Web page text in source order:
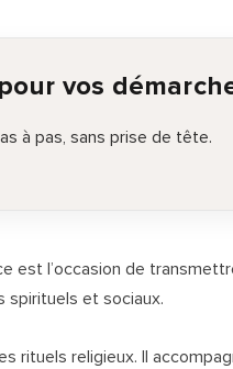
vos
à pas, sans prise de tête.
est l’occasion de
spirituels et sociaux.
rituels religieux. Il